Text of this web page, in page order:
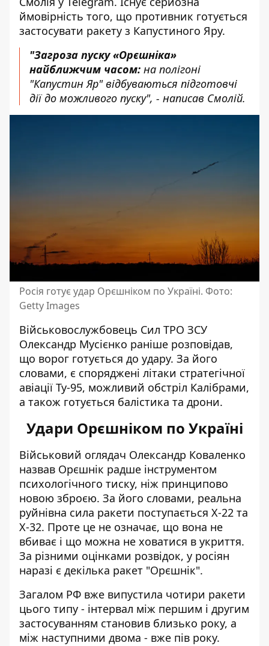
ймовірність того, що противник готується
застосувати ракету з Капустиного Яру.
"Загроза пуску «Орєшніка»
найближчим часом: на полігоні
"Капустин Яр" відбуваються підготовчі
дії до можливого пуску", - написав Смолій.
Росія готує удар Орєшніком по Україні. Фото:
Getty Images
Військовослужбовець Сил ТРО ЗСУ
Олександр Мусієнко раніше розповідав,
що ворог готується до удару. За його
словами, є споряджені літаки стратегічної
авіації Ту-95, можливий обстріл Калібрами,
а також готується балістика та дрони.
Удари Орєшніком по Україні
Військовий оглядач Олександр Коваленко
назвав Орєшнік радше інструментом
психологічного тиску, ніж принципово
новою зброєю. За його словами, реальна
руйнівна сила ракети поступається Х-22 та
Х-32. Проте це не означає, що вона не
вбиває і що можна не ховатися в укриття.
За різними оцінками розвідок, у росіян
наразі є декілька ракет "Орєшнік".
Загалом РФ вже випустила чотири ракети
цього типу - інтервал між першим і другим
застосуванням становив близько року, а
між наступними двома - вже пів року.